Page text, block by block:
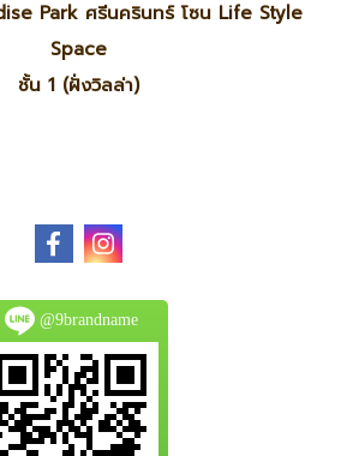
Park ศรีนครินทร์ โซน Life Style
Space
ชั้น 1 (ฝั่งวิลล่า)
@9brandname